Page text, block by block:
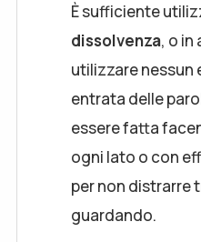
È sufficiente
dissolvenza, o in
utilizzare nessun
entrata delle
essere fatta
ogni lato o con
per non distrarre
guardando.